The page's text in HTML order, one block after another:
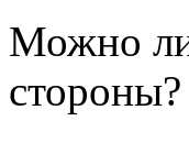
Можно ли
стороны?